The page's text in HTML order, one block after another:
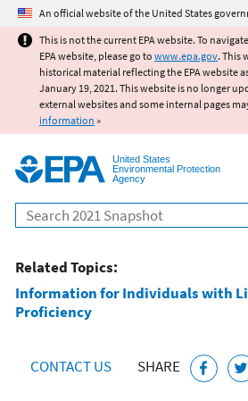
Jump to main
An official website of the United States
This is not the current EPA website. To
EPA website, please go to www.epa.gov. This
historical material reflecting the EPA website
January 19, 2021. This website is no longer
external websites and some internal pages
information »
United States
Environmental Protection
Agency
Search
Related Topics:
Information for Individuals with
Proficiency
CONTACT US SHARE